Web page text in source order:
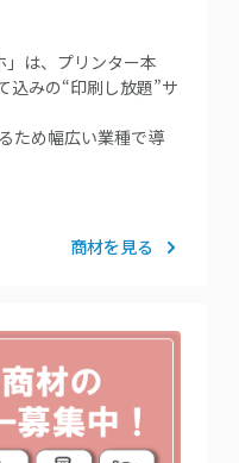
は、プリンター本
込みの“印刷し放題”サ
ため幅広い業種で導
商材を見る